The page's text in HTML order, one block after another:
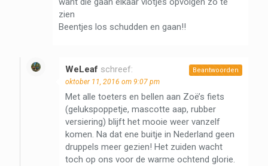
zien
Beentjes los schudden en gaan!!
WeLeaf schreef:
oktober 11, 2016 om 9:07 pm
Met alle toeters en bellen aan Zoë’s fiets
(gelukspoppetje, mascotte aap, rubber
versiering) blijft het mooie weer vanzelf
komen. Na dat ene buitje in Nederland geen
druppels meer gezien! Het zuiden wacht
toch op ons voor de warme ochtend glorie.
Beantwoorden